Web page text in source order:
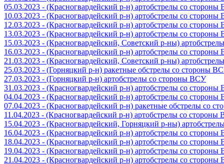
05.03.2023 - (Красногвардейский р-н) артобстрелы со
10.03.2023 - (Красногвардейский р-н) артобстрелы со
12.03.2023 - (Красногвардейский р-н) артобстрелы со
13.03.2023 - (Красногвардейский р-н) артобстрелы со
15.03.2023 - (Красногвардейский, Советский р-ны)
16.03.2023 - (Красногвардейский р-н) артобстрелы со
21.03.2023 - (Красногвардейский, Советский р-ны)
25.03.2023 - (Горняцкий р-н) ракетные обстрелы со стороны
27.03.2023 - (Горняцкий р-н) артобстрелы со стороны ВСУ
31.03.2023 - (Красногвардейский р-н) артобстрелы со
04.04.2023 - (Красногвардейский р-н) артобстрелы со
07.04.2023 - (Красногвардейский р-н) ракетные обстрелы со
11.04.2023 - (Красногвардейский р-н) артобстрелы со стороны
15.04.2023 - (Красногвардейский, Горняцкий р-ны)
16.04.2023 - (Красногвардейский р-н) артобстрелы со
18.04.2023 - (Красногвардейский р-н) артобстрелы со
19.04.2023 - (Красногвардейский р-н) артобстрелы со
21.04.2023 - (Красногвардейский р-н) артобстрелы со